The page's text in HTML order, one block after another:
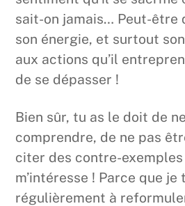
sait-on jamais… Peut-être
son énergie, et surtout
aux actions qu’il
de se dépasser !
Bien sûr, tu as le doit de
comprendre, de ne pas
citer des contre-
m’intéresse ! Parce que je
régulièrement à